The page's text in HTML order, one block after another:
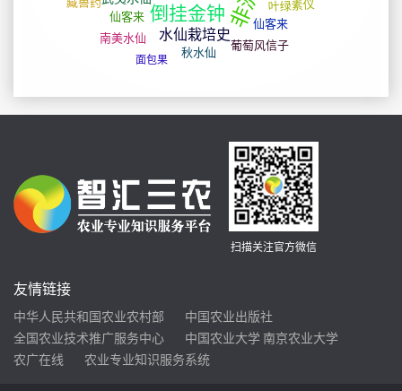
扫描关注官方微信
友情链接
中华人民共和国农业农村部
中国农业出版社
全国农业技术推广服务中心
中国农业大学 南京农业大学
农广在线
农业专业知识服务系统